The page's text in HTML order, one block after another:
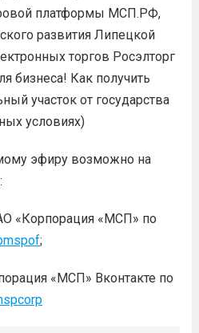
платформы МСП.РФ,
развития Липецкой
торгов Росэлторг
бизнеса! Как получить
участок от государства
условиях)
эфиру возможно на
«Корпорация «МСП» по
;
«МСП» Вконтакте по